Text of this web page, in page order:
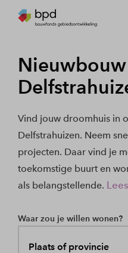
Vind jouw droomhuis in
Delfstrahuizen. Neem
projecten. Daar vind je
toekomstige buurt en
als belangstellende.
Waar zou je willen wonen?
Plaats of provincie